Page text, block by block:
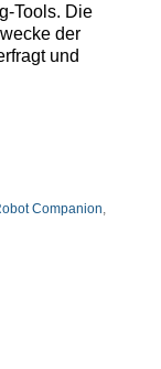
Tools. Die
der
und
Companion